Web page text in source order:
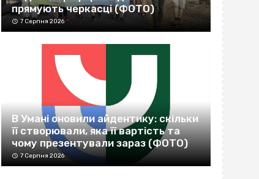
прямують черкасці (ФОТО)
7 Серпня 2026
В Умані оновили айдентику: скільки
її створювали, яка її вартість та
чому презентували зараз (ФОТО)
7 Серпня 2026